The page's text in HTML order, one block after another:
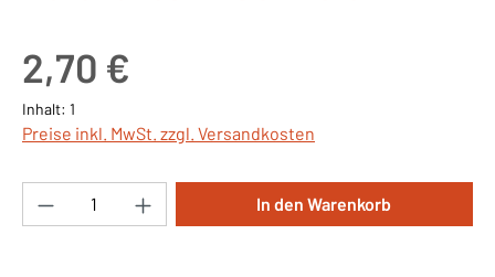
2,70 €
Inhalt: 1
Preise inkl. MwSt. zzgl. Versandkosten
Produkt Anzahl: Gib den gewünschten
In den Warenkorb